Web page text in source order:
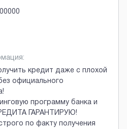
кредит даже с плохой
официального
программу банка и
ГАРАНТИРУЮ!
по факту получения